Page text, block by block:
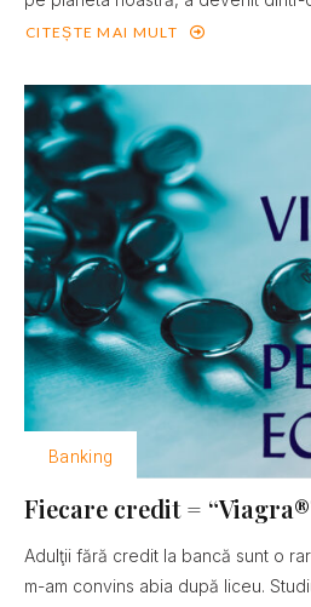
CITEȘTE MAI MULT
Banking
Fiecare credit =
Adulţii fără credit la bancă sunt o
m-am convins abia după liceu.